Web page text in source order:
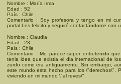
Nombre : María Irma
Edad : 52
País : Chile
Comentario : Soy profesora y tengo en mi
portal.Les felicito y seguiré contactándome con
Nombre : Claudia
Edad : 23
País : Chile
Comentario : Me parece super entretenido
tenia idea que existia el dia internacional de
zurdo como era antiguamente. Sin embargo,
este mundo esta hecho para los \"derechos\".
viviendo en mi mundo \"al reves\"